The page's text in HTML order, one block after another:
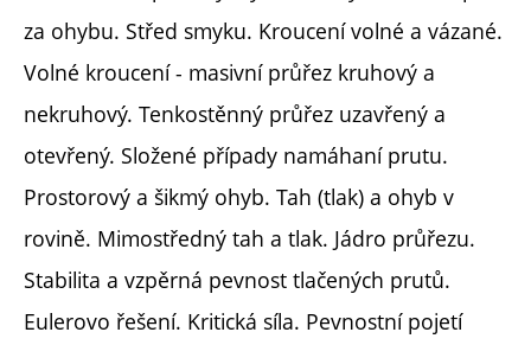
za ohybu. Střed smyku. Kroucení volné a vázané.
Volné kroucení - masivní průřez kruhový a
nekruhový. Tenkostěnný průřez uzavřený a
otevřený. Složené případy namáhaní prutu.
Prostorový a šikmý ohyb. Tah (tlak) a ohyb v
rovině. Mimostředný tah a tlak. Jádro průřezu.
Stabilita a vzpěrná pevnost tlačených prutů.
Eulerovo řešení. Kritická síla. Pevnostní pojetí